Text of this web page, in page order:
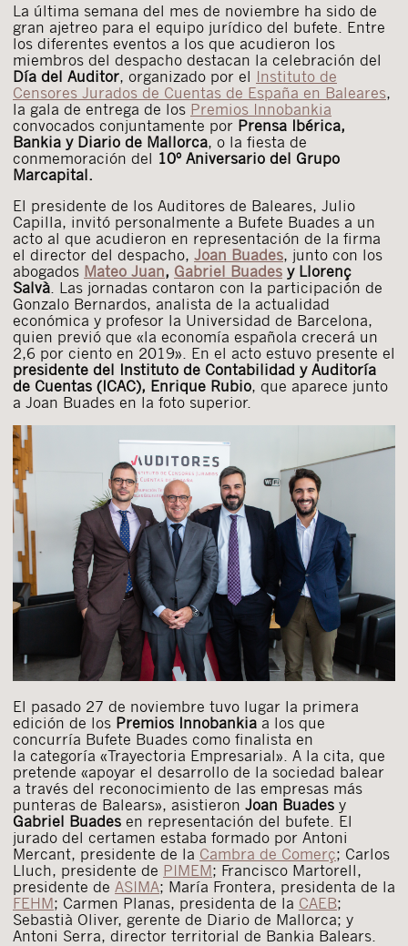
La última semana del mes de noviembre ha sido de
gran ajetreo para el equipo jurídico del bufete. Entre
los diferentes eventos a los que acudieron los
miembros del despacho destacan la celebración del
Día del Auditor, organizado por el Instituto de
Censores Jurados de Cuentas de España en Baleares,
la gala de entrega de los Premios Innobankia
convocados conjuntamente por Prensa Ibérica,
Bankia y Diario de Mallorca, o la fiesta de
conmemoración del 10º Aniversario del Grupo
Marcapital.
El presidente de los Auditores de Baleares, Julio
Capilla, invitó personalmente a Bufete Buades a un
acto al que acudieron en representación de la firma
el director del despacho, Joan Buades, junto con los
abogados Mateo Juan, Gabriel Buades y Llorenç
Salvà. Las jornadas contaron con la participación de
Gonzalo Bernardos, analista de la actualidad
económica y profesor la Universidad de Barcelona,
quien previó que «la economía española crecerá un
2,6 por ciento en 2019». En el acto estuvo presente el
presidente del Instituto de Contabilidad y Auditoría
de Cuentas (ICAC), Enrique Rubio, que aparece junto
a Joan Buades en la foto superior.
El pasado 27 de noviembre tuvo lugar la primera
edición de los Premios Innobankia a los que
concurría Bufete Buades como finalista en
la categoría «Trayectoria Empresarial». A la cita, que
pretende «apoyar el desarrollo de la sociedad balear
a través del reconocimiento de las empresas más
punteras de Balears», asistieron Joan Buades y
Gabriel Buades en representación del bufete. El
jurado del certamen estaba formado por Antoni
Mercant, presidente de la Cambra de Comerç; Carlos
Lluch, presidente de PIMEM; Francisco Martorell,
presidente de ASIMA; María Frontera, presidenta de la
FEHM; Carmen Planas, presidenta de la CAEB;
Sebastià Oliver, gerente de Diario de Mallorca; y
Antoni Serra, director territorial de Bankia Balears.